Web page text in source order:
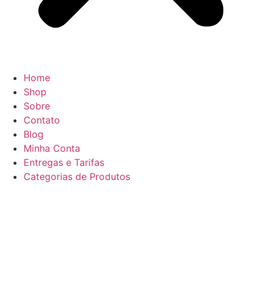
Home
Shop
Sobre
Contato
Blog
Minha Conta
Entregas e Tarifas
Categorias de Produtos